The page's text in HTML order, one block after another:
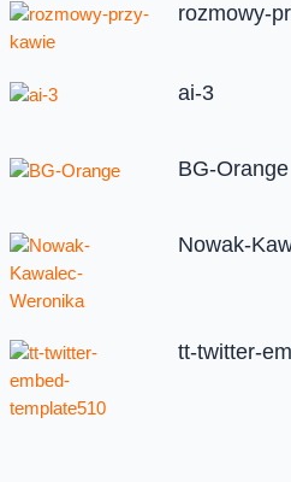
rozmowy-
ai-3
BG-Orange
Nowak-
tt-twitter-